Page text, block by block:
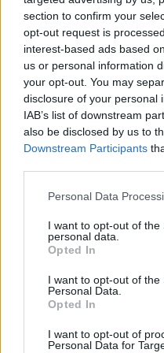
section to confirm your
opt-out request is
interest-based ads based
us or personal information
your opt-out. You may
disclosure of your personal
IAB’s list of downstream
also be disclosed by us to
Downstream Participants
Personal Data
I want to opt-out of the
personal data.
Opted In
I want to opt-out of the
Personal Data.
Opted In
I want to opt-out of
Personal Data for
«με σκοπό να με σκοπό
και επιτυχής
ο επικεφαλής του
Ντάισελμπλουμ, την
επιστολή-απάντηση
ομόλογό του, Γιάνη
Μεταξύ άλλων, ο κ.
το έγγραφο που του
τις μεταρρυθμίσεις
προχωρήσει η
είναι χρήσιμο κατά τη
της πρώτης λίστας
ωστόσο, τονίζει πως
συζητηθούν περαιτέρω
Bloomberg: Κρίσιμη